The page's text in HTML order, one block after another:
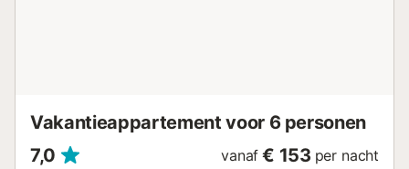
Vakantieappartement voor 6 personen
7,0
vanaf € 153 per nacht